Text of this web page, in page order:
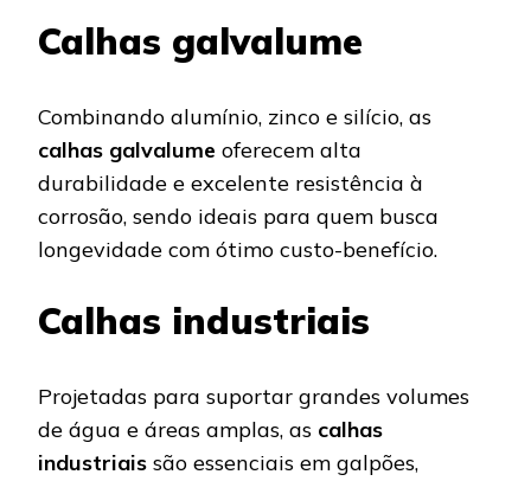
Calhas galvalume
Combinando alumínio, zinco e silício, as
calhas galvalume oferecem alta
durabilidade e excelente resistência à
corrosão, sendo ideais para quem busca
longevidade com ótimo custo-benefício.
Calhas industriais
Projetadas para suportar grandes volumes
de água e áreas amplas, as calhas
industriais são essenciais em galpões,